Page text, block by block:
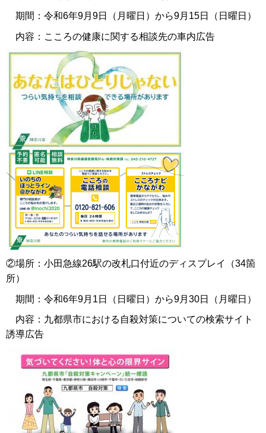
期間：令和6年9月9日（月曜日）から9月15日（日曜日）
内容：こころの健康に関する相談先の車内広告
②場所：小田急線26駅の改札口付近のディスプレイ（34箇
所）
期間：令和6年9月1日（日曜日）から9月30日（月曜日）
内容：九都県市における自殺対策についての検索サイト
誘導広告